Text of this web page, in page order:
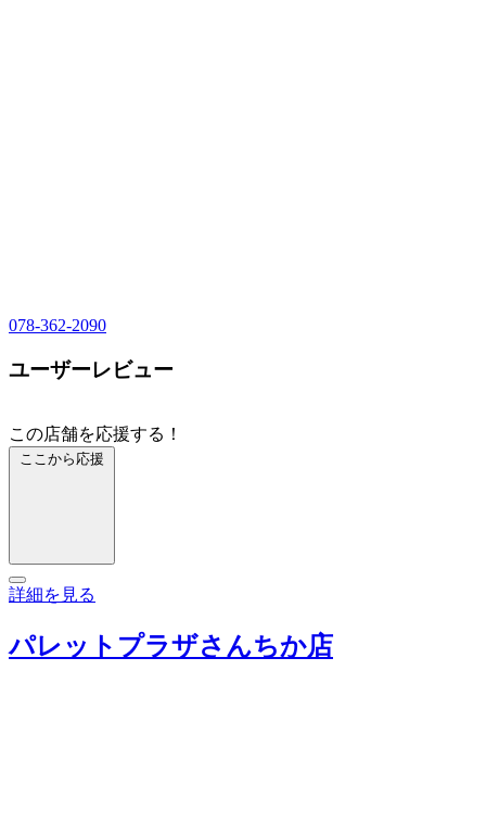
078-362-2090
ユーザーレビュー
この店舗を応援する！
ここから応援
詳細を見る
パレットプラザさんちか店